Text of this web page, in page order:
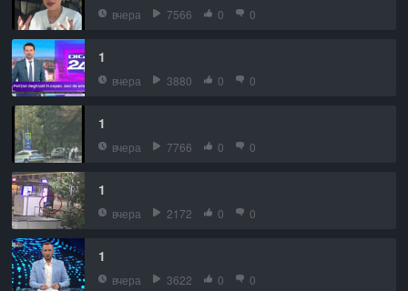
вчера 7566 0 0
1
вчера 3880 0 0
1
вчера 7766 0 0
1
вчера 2172 0 0
1
вчера 3622 0 0